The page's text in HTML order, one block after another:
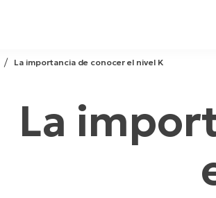
La importancia de conocer el nivel K
La